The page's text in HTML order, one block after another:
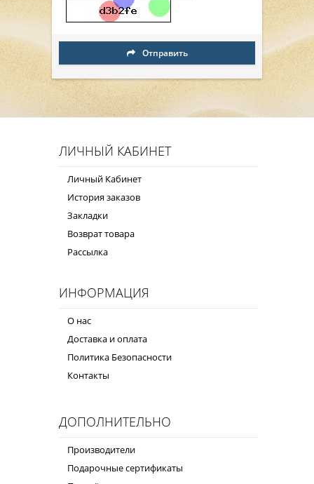
Отправить
ЛИЧНЫЙ КАБИНЕТ
Личный Кабинет
История заказов
Закладки
Возврат товара
Рассылка
ИНФОРМАЦИЯ
О нас
Доставка и оплата
Политика Безопасности
Контакты
ДОПОЛНИТЕЛЬНО
Производители
Подарочные сертификаты